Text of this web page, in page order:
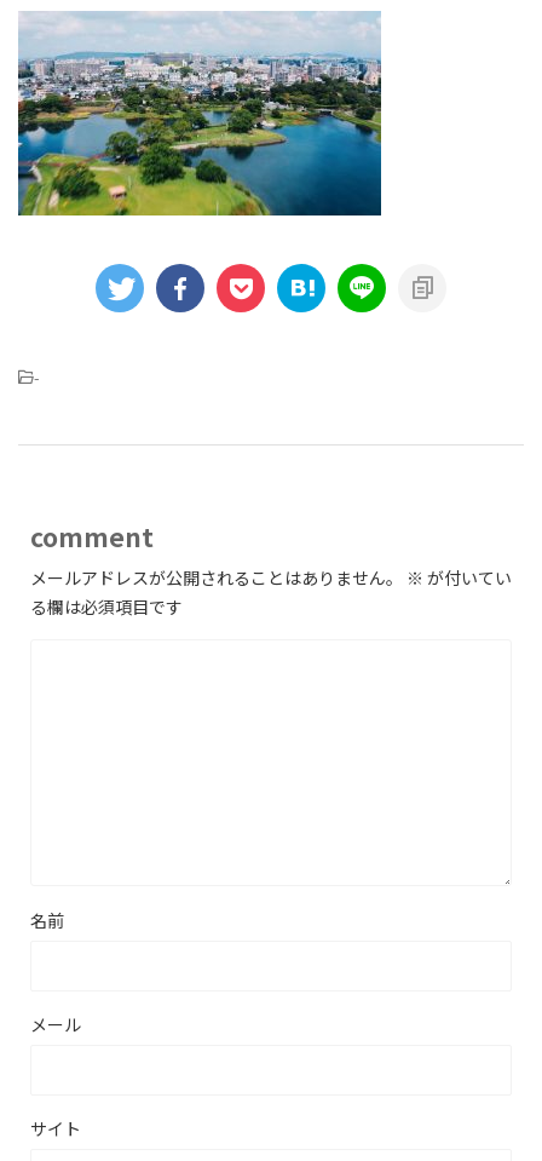
-
comment
メールアドレスが公開されることはありません。 ※ が付いてい
る欄は必須項目です
名前
メール
サイト